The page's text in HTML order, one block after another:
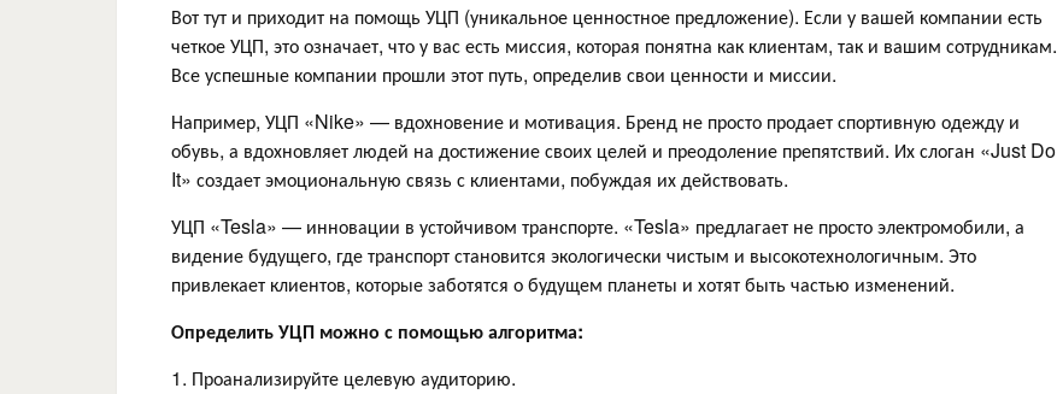
Вот тут и приходит на помощь УЦП (уникальное ценностное предложение). Если у вашей компании есть
четкое УЦП, это означает, что у вас есть миссия, которая понятна как клиентам, так и вашим сотрудникам.
Все успешные компании прошли этот путь, определив свои ценности и миссии.
Например, УЦП «Nike» — вдохновение и мотивация. Бренд не просто продает спортивную одежду и
обувь, а вдохновляет людей на достижение своих целей и преодоление препятствий. Их слоган «Just Do
It» создает эмоциональную связь с клиентами, побуждая их действовать.
УЦП «Tesla» — инновации в устойчивом транспорте. «Tesla» предлагает не просто электромобили, а
видение будущего, где транспорт становится экологически чистым и высокотехнологичным. Это
привлекает клиентов, которые заботятся о будущем планеты и хотят быть частью изменений.
Определить УЦП можно с помощью алгоритма:
1. Проанализируйте целевую аудиторию.